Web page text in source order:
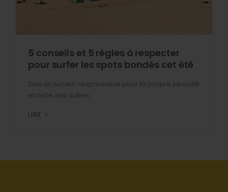
5 conseils et 5 règles à respecter
pour surfer les spots bondés cet été
Sois un surfeur responsable pour ta propre sécurité
et celle des autres
LIRE